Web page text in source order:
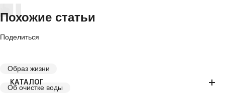
Поделиться
Образ жизни
Об очистке воды
Похожие статьи
КАТАЛОГ